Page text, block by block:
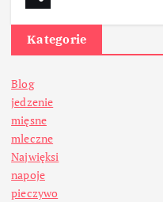
Kategorie
Blog
jedzenie
mięsne
mleczne
Najwięksi
napoje
pieczywo